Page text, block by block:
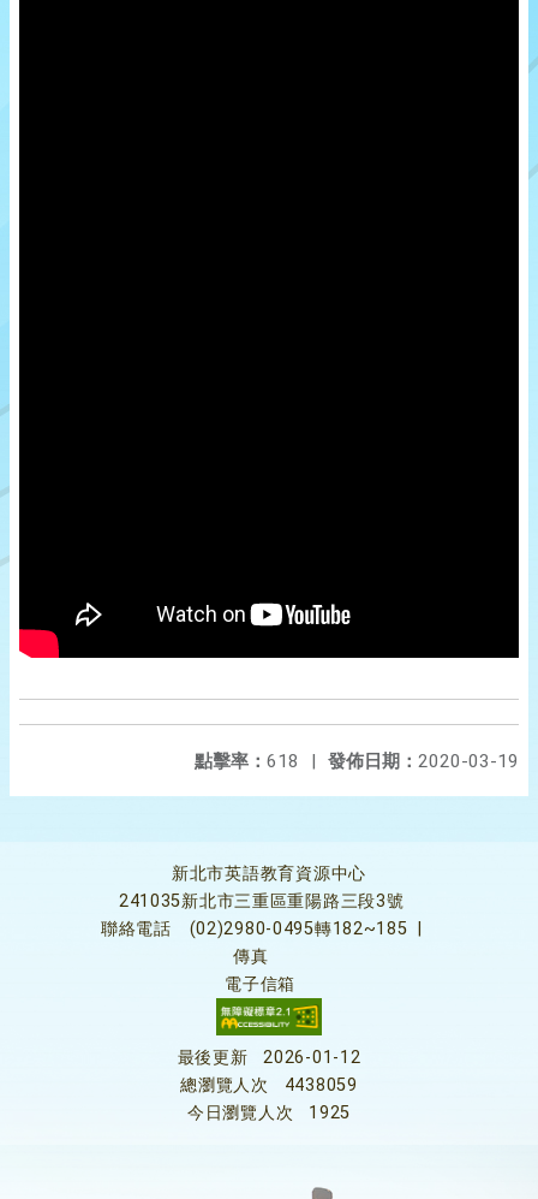
發佈日期： 2020-03-19
點擊率： 618 |
新北市英語教育資源中心
241035新北市三重區重陽路三段3號
聯絡電話
(02)2980-0495轉182~185
傳真
電子信箱
最後更新
2026-01-12
總瀏覽人次
4438059
今日瀏覽人次
1925